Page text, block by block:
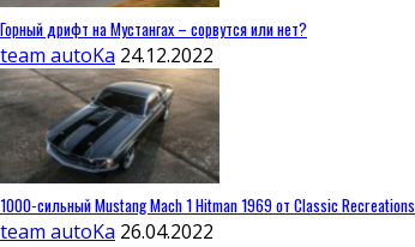
Горный дрифт на Мустангах – сорвутся или нет?
team autoKa 24.12.2022
1000-сильный Mustang Mach 1 Hitman 1969 от Classic Recreations
team autoKa 26.04.2022